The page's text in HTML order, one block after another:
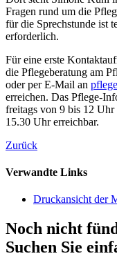
Fragen rund um die
für die Sprechstunde ist
erforderlich.
Für eine erste
die Pflegeberatung am
oder per E-Mail an
erreichen. Das Pflege-
freitags von 9 bis 12 Uhr
15.30 Uhr erreichbar.
Zurück
Verwandte Links
Druckansicht der
Noch nicht
Suchen Sie